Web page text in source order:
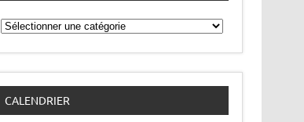
Catégories
CALENDRIER